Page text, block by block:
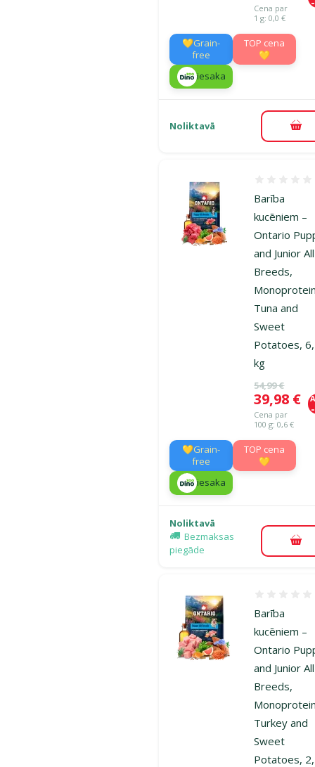
Cena par
1 g: 0,0 €
💛Grain-
free
TOP cena
💛
iesaka
Noliktavā
Barība
kucēniem –
Ontario
and Junior All
Breeds,
Tuna and
Sweet
Potatoes,
kg
Oriģinālā
54,99 €
Cena
39,98 €
Cena par
100 g: 0,6 €
💛Grain-
free
TOP cena
💛
iesaka
Noliktavā
Bezmaksas
piegāde
Barība
kucēniem –
Ontario
and Junior All
Breeds,
Turkey and
Sweet
Potatoes,